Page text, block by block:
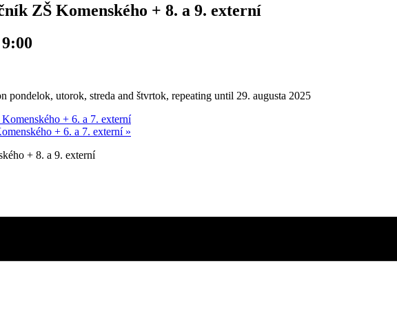
ZŠ Komenského + 8. a 9. externí
9:00
pondelok, utorok, streda and štvrtok, repeating until 29. augusta 2025
+ 6. a 7. externí
+ 6. a 7. externí »
+ 8. a 9. externí